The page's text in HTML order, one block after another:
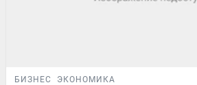
БИЗНЕС ЭКОНОМИКА